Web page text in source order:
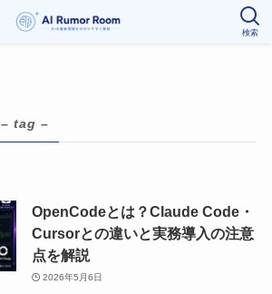
検索
– tag –
OpenCodeとは？Claude Code・
Cursorとの違いと実務導入の注意
点を解説
2026年5月6日